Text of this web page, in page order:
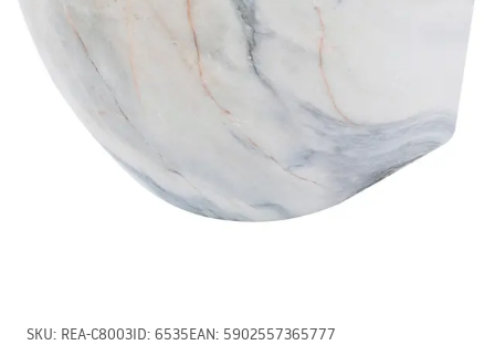
SKU: REA-C8003ID: 6535EAN: 5902557365777